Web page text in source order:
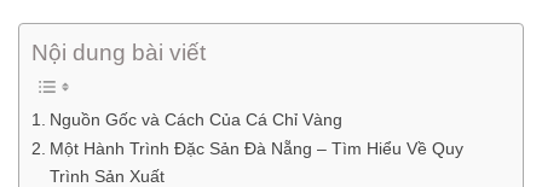
Nội dung bài viết
Nguồn Gốc và Cách Của Cá Chỉ Vàng
Một Hành Trình Đặc Sản Đà Nẵng – Tìm Hiểu Về Quy
Trình Sản Xuất